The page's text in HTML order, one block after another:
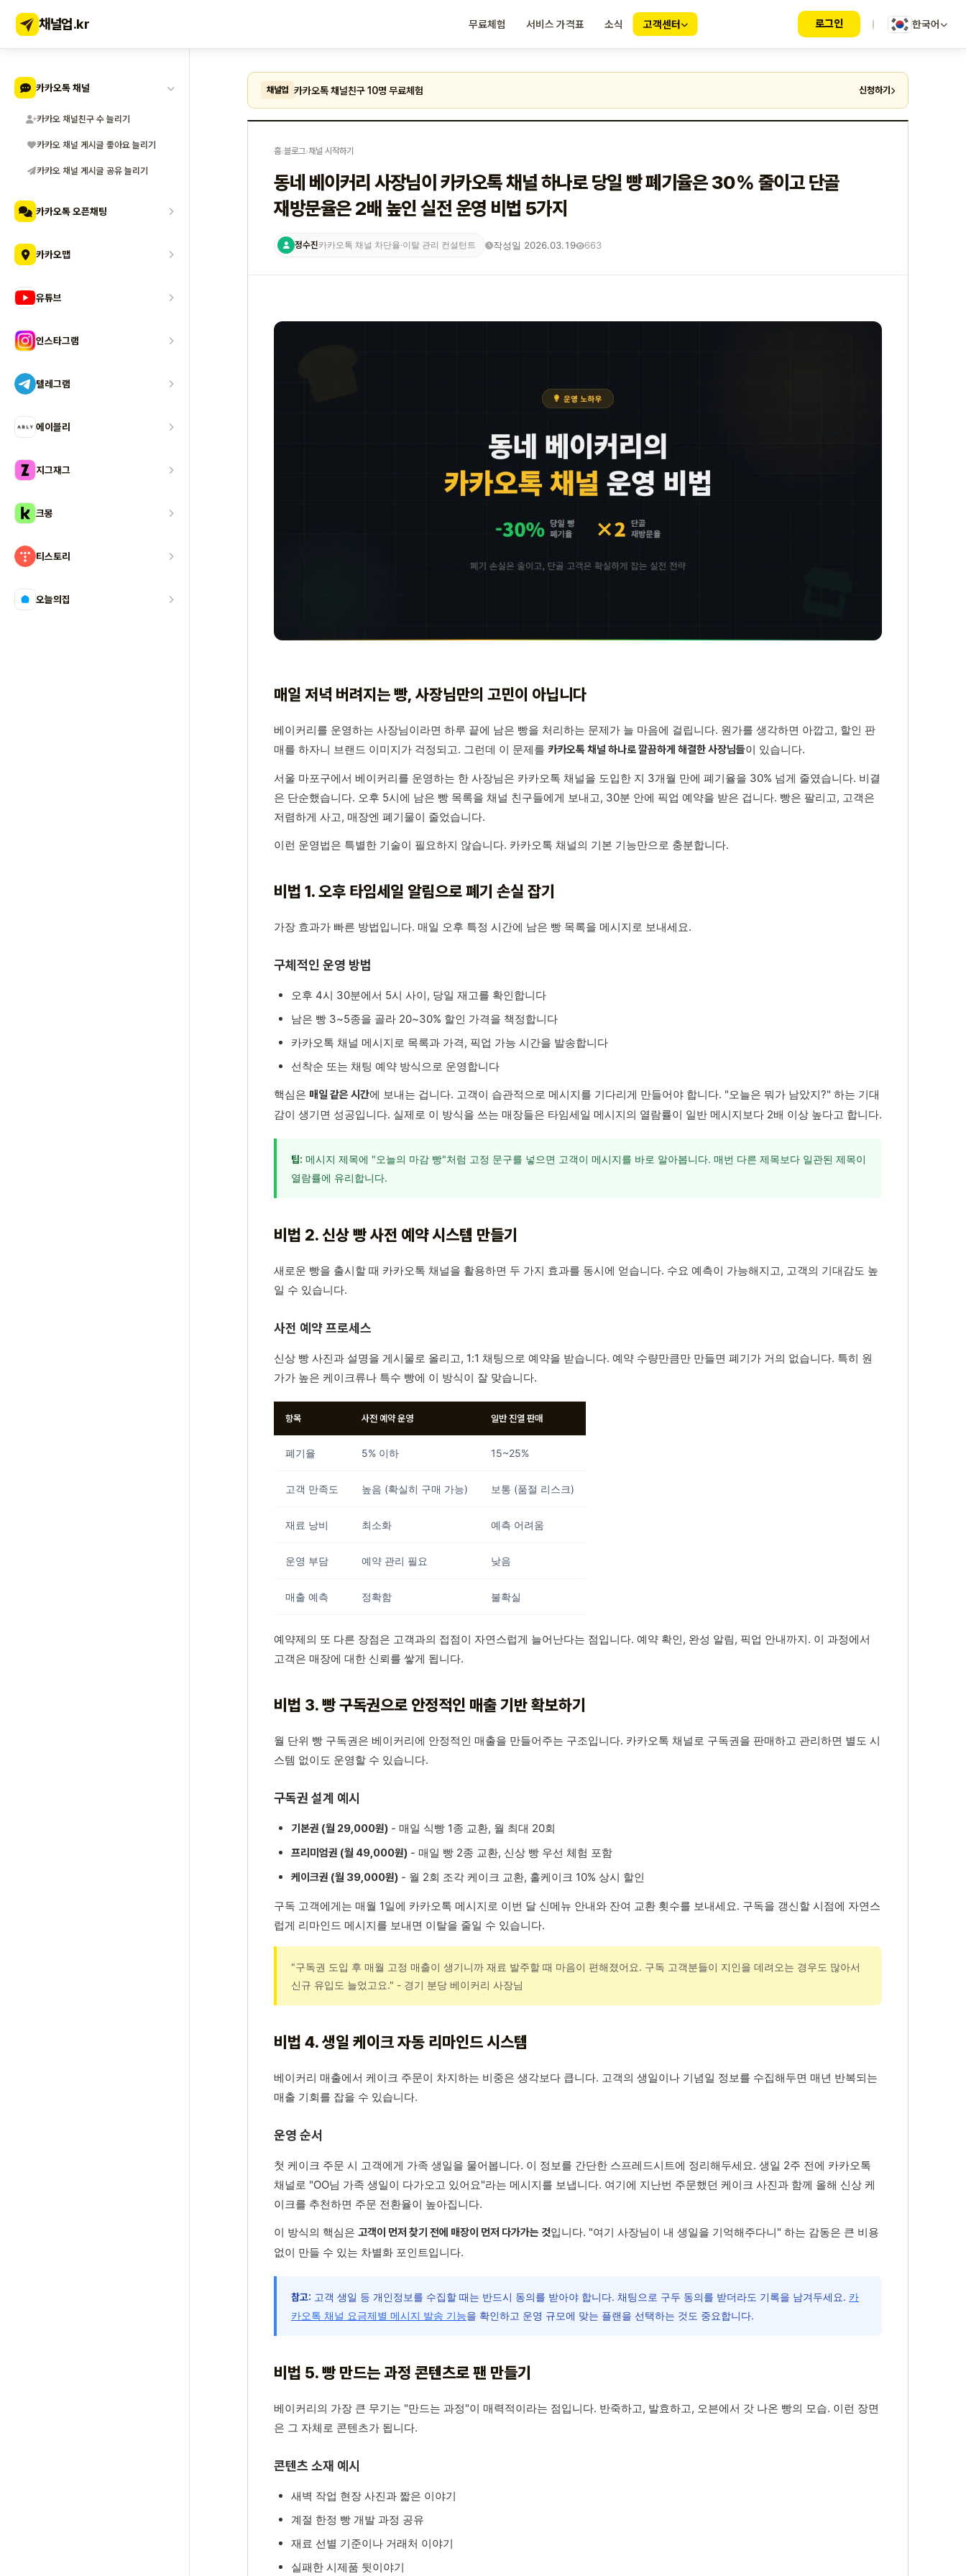
채널업.kr 무료체험 서비스 가격표 소식 고객센터 한국어
로그인
카카오톡 채널
카카오 채널친구 수 늘리기
카카오 채널 게시글 좋아요 늘리기
카카오 채널 게시글 공유 늘리기
카카오톡 오픈채팅
카카오맵
유튜브
인스타그램
텔레그램
에이블리
지그재그
크몽
티스토리
오늘의집
채널업 카카오톡 채널친구 10명 무료체험 신청하기
홈›블로그›채널 시작하기
동네 베이커리 사장님이 카카오톡 채널 하나로 당일 빵 폐기율은 30% 줄이고 단골
재방문율은 2배 높인 실전 운영 비법 5가지
정수진카카오톡 채널 차단율·이탈 관리 컨설턴트 작성일 2026.03.19 663
매일 저녁 버려지는 빵, 사장님만의 고민이 아닙니다
베이커리를 운영하는 사장님이라면 하루 끝에 남은 빵을 처리하는 문제가 늘 마음에 걸립니다. 원가를 생각하면 아깝고, 할인 판
매를 하자니 브랜드 이미지가 걱정되고. 그런데 이 문제를 카카오톡 채널 하나로 깔끔하게 해결한 사장님들이 있습니다.
서울 마포구에서 베이커리를 운영하는 한 사장님은 카카오톡 채널을 도입한 지 3개월 만에 폐기율을 30% 넘게 줄였습니다. 비결
은 단순했습니다. 오후 5시에 남은 빵 목록을 채널 친구들에게 보내고, 30분 안에 픽업 예약을 받은 겁니다. 빵은 팔리고, 고객은
저렴하게 사고, 매장엔 폐기물이 줄었습니다.
이런 운영법은 특별한 기술이 필요하지 않습니다. 카카오톡 채널의 기본 기능만으로 충분합니다.
비법 1. 오후 타임세일 알림으로 폐기 손실 잡기
가장 효과가 빠른 방법입니다. 매일 오후 특정 시간에 남은 빵 목록을 메시지로 보내세요.
구체적인 운영 방법
오후 4시 30분에서 5시 사이, 당일 재고를 확인합니다
남은 빵 3~5종을 골라 20~30% 할인 가격을 책정합니다
카카오톡 채널 메시지로 목록과 가격, 픽업 가능 시간을 발송합니다
선착순 또는 채팅 예약 방식으로 운영합니다
핵심은 매일 같은 시간에 보내는 겁니다. 고객이 습관적으로 메시지를 기다리게 만들어야 합니다. "오늘은 뭐가 남았지?" 하는 기대
감이 생기면 성공입니다. 실제로 이 방식을 쓰는 매장들은 타임세일 메시지의 열람률이 일반 메시지보다 2배 이상 높다고 합니다.
팁: 메시지 제목에 "오늘의 마감 빵"처럼 고정 문구를 넣으면 고객이 메시지를 바로 알아봅니다. 매번 다른 제목보다 일관된 제목이
열람률에 유리합니다.
비법 2. 신상 빵 사전 예약 시스템 만들기
새로운 빵을 출시할 때 카카오톡 채널을 활용하면 두 가지 효과를 동시에 얻습니다. 수요 예측이 가능해지고, 고객의 기대감도 높
일 수 있습니다.
사전 예약 프로세스
신상 빵 사진과 설명을 게시물로 올리고, 1:1 채팅으로 예약을 받습니다. 예약 수량만큼만 만들면 폐기가 거의 없습니다. 특히 원
가가 높은 케이크류나 특수 빵에 이 방식이 잘 맞습니다.
항목 사전 예약 운영 일반 진열 판매
폐기율 5% 이하 15~25%
고객 만족도 높음 (확실히 구매 가능) 보통 (품절 리스크)
재료 낭비 최소화 예측 어려움
운영 부담 예약 관리 필요 낮음
매출 예측 정확함 불확실
예약제의 또 다른 장점은 고객과의 접점이 자연스럽게 늘어난다는 점입니다. 예약 확인, 완성 알림, 픽업 안내까지. 이 과정에서
고객은 매장에 대한 신뢰를 쌓게 됩니다.
비법 3. 빵 구독권으로 안정적인 매출 기반 확보하기
월 단위 빵 구독권은 베이커리에 안정적인 매출을 만들어주는 구조입니다. 카카오톡 채널로 구독권을 판매하고 관리하면 별도 시
스템 없이도 운영할 수 있습니다.
구독권 설계 예시
기본권 (월 29,000원) - 매일 식빵 1종 교환, 월 최대 20회
프리미엄권 (월 49,000원) - 매일 빵 2종 교환, 신상 빵 우선 체험 포함
케이크권 (월 39,000원) - 월 2회 조각 케이크 교환, 홀케이크 10% 상시 할인
구독 고객에게는 매월 1일에 카카오톡 메시지로 이번 달 신메뉴 안내와 잔여 교환 횟수를 보내세요. 구독을 갱신할 시점에 자연스
럽게 리마인드 메시지를 보내면 이탈을 줄일 수 있습니다.
"구독권 도입 후 매월 고정 매출이 생기니까 재료 발주할 때 마음이 편해졌어요. 구독 고객분들이 지인을 데려오는 경우도 많아서
신규 유입도 늘었고요." - 경기 분당 베이커리 사장님
비법 4. 생일 케이크 자동 리마인드 시스템
베이커리 매출에서 케이크 주문이 차지하는 비중은 생각보다 큽니다. 고객의 생일이나 기념일 정보를 수집해두면 매년 반복되는
매출 기회를 잡을 수 있습니다.
운영 순서
첫 케이크 주문 시 고객에게 가족 생일을 물어봅니다. 이 정보를 간단한 스프레드시트에 정리해두세요. 생일 2주 전에 카카오톡
채널로 "OO님 가족 생일이 다가오고 있어요"라는 메시지를 보냅니다. 여기에 지난번 주문했던 케이크 사진과 함께 올해 신상 케
이크를 추천하면 주문 전환율이 높아집니다.
이 방식의 핵심은 고객이 먼저 찾기 전에 매장이 먼저 다가가는 것입니다. "여기 사장님이 내 생일을 기억해주다니" 하는 감동은 큰 비용
없이 만들 수 있는 차별화 포인트입니다.
참고: 고객 생일 등 개인정보를 수집할 때는 반드시 동의를 받아야 합니다. 채팅으로 구두 동의를 받더라도 기록을 남겨두세요. 카
카오톡 채널 요금제별 메시지 발송 기능을 확인하고 운영 규모에 맞는 플랜을 선택하는 것도 중요합니다.
비법 5. 빵 만드는 과정 콘텐츠로 팬 만들기
베이커리의 가장 큰 무기는 "만드는 과정"이 매력적이라는 점입니다. 반죽하고, 발효하고, 오븐에서 갓 나온 빵의 모습. 이런 장면
은 그 자체로 콘텐츠가 됩니다.
콘텐츠 소재 예시
새벽 작업 현장 사진과 짧은 이야기
계절 한정 빵 개발 과정 공유
재료 선별 기준이나 거래처 이야기
실패한 시제품 뒷이야기